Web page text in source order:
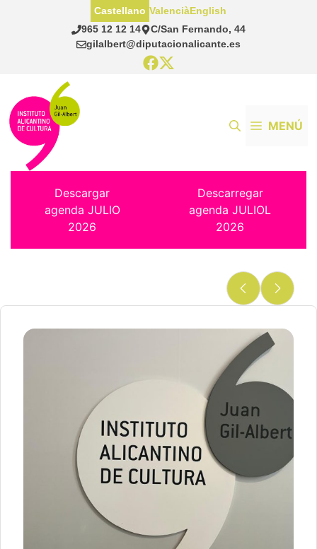
965 12 12 14
C/San Fernando, 44
gilalbert@diputacionalicante.es
Castellano ValenciàEnglish
MENÚ
Descargar
agenda JULIO
2026
Descarregar
agenda JULIOL
2026